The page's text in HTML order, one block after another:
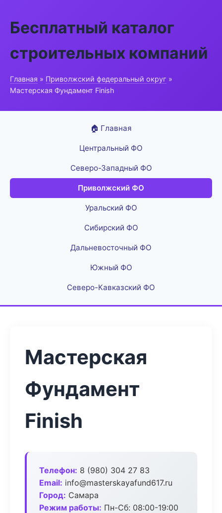
Бесплатный каталог
строительных компаний
Главная » Приволжский федеральный округ »
Мастерская Фундамент Finish
🏠 Главная
Центральный ФО
Северо-Западный ФО
Приволжский ФО
Уральский ФО
Сибирский ФО
Дальневосточный ФО
Южный ФО
Северо-Кавказский ФО
Мастерская
Фундамент
Finish
Телефон: 8 (980) 304 27 83
Email: info@masterskayafund617.ru
Город: Самара
Режим работы: Пн-Сб: 08:00-19:00